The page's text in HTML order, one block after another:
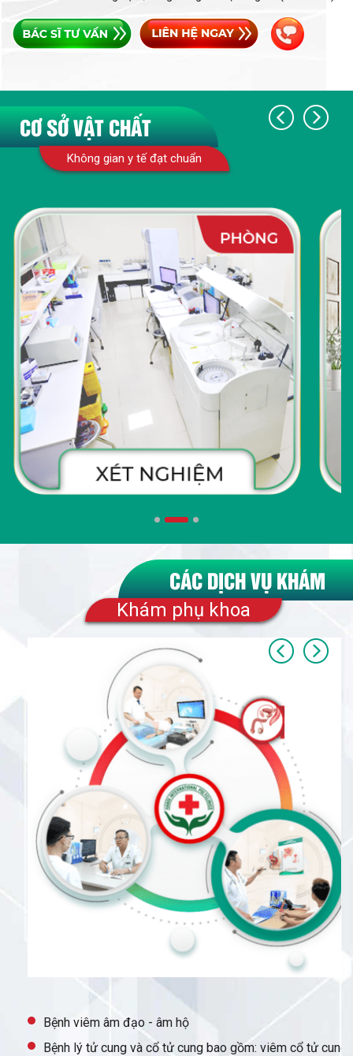
CƠ SỞ VẬT CHẤT
Không gian y tế đạt chuẩn
CÁC DỊCH VỤ KHÁM
Khám phụ khoa
Bệnh viêm âm đạo - âm hộ
Bệnh lý tử cung và cổ tử cung bao gồm: viêm cổ tử cung,